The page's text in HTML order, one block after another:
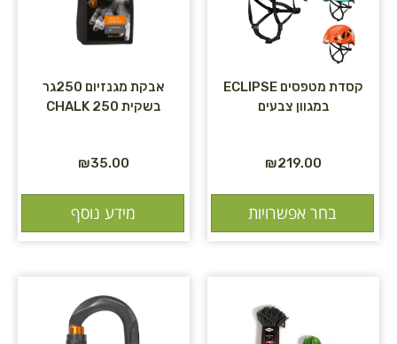
קסדת מטפסים ECLIPSE
במגוון צבעים
₪219.00
בחר אפשרויות
אבקת מגנזיום 250גר
בשקית CHALK 250
₪35.00
מידע נוסף